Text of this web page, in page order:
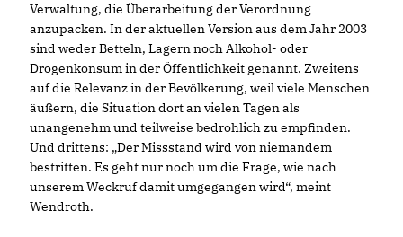
Verwaltung, die Überarbeitung der Verordnung
anzupacken. In der aktuellen Version aus dem Jahr 2003
sind weder Betteln, Lagern noch Alkohol- oder
Drogenkonsum in der Öffentlichkeit genannt. Zweitens
auf die Relevanz in der Bevölkerung, weil viele Menschen
äußern, die Situation dort an vielen Tagen als
unangenehm und teilweise bedrohlich zu empfinden.
Und drittens: „Der Missstand wird von niemandem
bestritten. Es geht nur noch um die Frage, wie nach
unserem Weckruf damit umgegangen wird“, meint
Wendroth.